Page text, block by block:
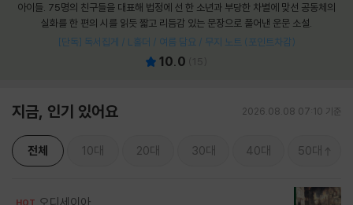
아이들. 75명의 친구들을 대표해 법정에 선 한 소년과 부당한 차별에 맞선 공동체의
실화를 한 편의 시를 읽듯 짧고 리듬감 있는 문장으로 풀어낸 운문 소설.
[단독] 독서집게 / L홀더 / 여름 담요 / 무지 노트 (포인트차감)
10.0
지금, 인기 있어요 2026.08.08 07:10 기준
전체 10대 20대 30대 40대 50대
HOT